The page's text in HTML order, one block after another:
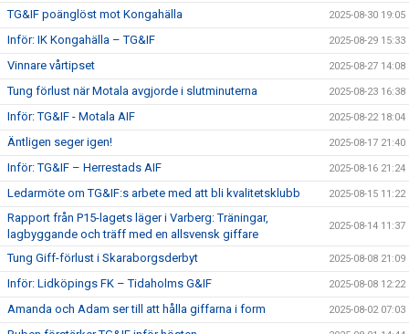
TG&IF poänglöst mot Kongahälla 2025-08-30 19:05
Inför: IK Kongahälla – TG&IF 2025-08-29 15:33
Vinnare vårtipset 2025-08-27 14:08
Tung förlust när Motala avgjorde i slutminuterna 2025-08-23 16:38
Inför: TG&IF - Motala AIF 2025-08-22 18:04
Äntligen seger igen! 2025-08-17 21:40
Inför: TG&IF – Herrestads AIF 2025-08-16 21:24
Ledarmöte om TG&IF:s arbete med att bli kvalitetsklubb 2025-08-15 11:22
Rapport från P15-lagets läger i Varberg: Träningar,
lagbyggande och träff med en allsvensk giffare
2025-08-14 11:37
Tung Giff-förlust i Skaraborgsderbyt 2025-08-08 21:09
Inför: Lidköpings FK – Tidaholms G&IF 2025-08-08 12:22
Amanda och Adam ser till att hålla giffarna i form 2025-08-02 07:03